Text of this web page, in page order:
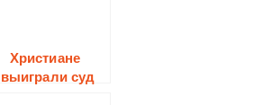
Христиане
выиграли суд